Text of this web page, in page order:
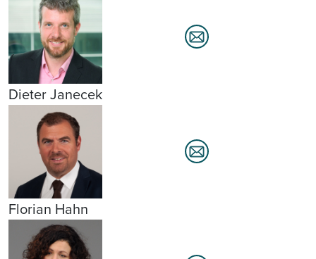
Dieter Janecek
Florian Hahn